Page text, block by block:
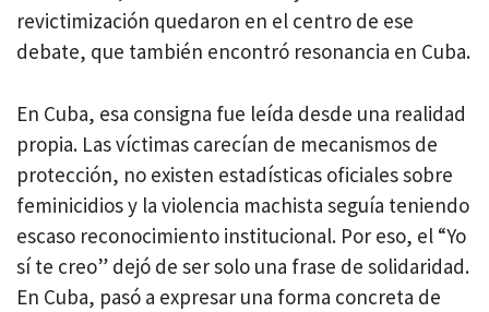
revictimización quedaron en el centro de ese
debate, que también encontró resonancia en Cuba.
En Cuba, esa consigna fue leída desde una realidad
propia. Las víctimas carecían de mecanismos de
protección, no existen estadísticas oficiales sobre
feminicidios y la violencia machista seguía teniendo
escaso reconocimiento institucional. Por eso, el “Yo
sí te creo” dejó de ser solo una frase de solidaridad.
En Cuba, pasó a expresar una forma concreta de